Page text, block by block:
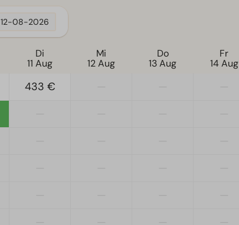
12-08-2026
Di
11 Aug
Mi
12 Aug
Do
13 Aug
Fr
14 Aug
433 €